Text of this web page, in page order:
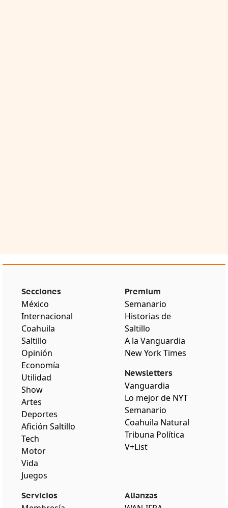
Secciones
México
Internacional
Coahuila
Saltillo
Opinión
Economía
Utilidad
Show
Artes
Deportes
Afición Saltillo
Tech
Motor
Vida
Juegos
Premium
Semanario
Historias de
Saltillo
A la Vanguardia
New York Times
Newsletters
Vanguardia
Lo mejor de NYT
Semanario
Coahuila Natural
Tribuna Política
V+List
Servicios Alianzas